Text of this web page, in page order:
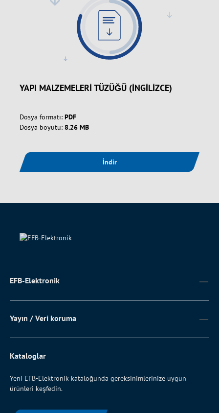
YAPI MALZEMELERİ TÜZÜĞÜ (İNGİLİZCE)
Dosya formatı: PDF
Dosya boyutu: 8.26 MB
İndir
EFB-Elektronik
Yayın / Veri koruma
Kataloglar
Yeni EFB-Elektronik kataloğunda gereksinimlerinize uygun
ürünleri keşfedin.